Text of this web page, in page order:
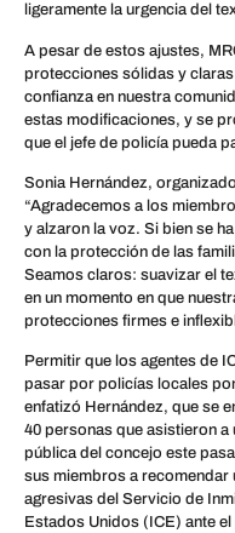
ligeramente la urgencia del
A pesar de estos ajustes,
protecciones sólidas y
confianza en nuestra
estas modificaciones, y se
que el jefe de policía pueda
Sonia Hernández,
“Agradecemos a los
y alzaron la voz. Si bien se
con la protección de las
Seamos claros: suavizar el
en un momento en que
protecciones firmes e
Permitir que los agentes de
pasar por policías locales
enfatizó Hernández, que se
40 personas que asistieron a
pública del concejo este
sus miembros a
agresivas del Servicio de
Estados Unidos (ICE) ante